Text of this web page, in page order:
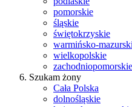
pomorskie
śląskie
świętokrzyskie
warmińsko-
wielkopolskie
zachodniopomorskie
Szukam żony
Cała Polska
dolnośląskie